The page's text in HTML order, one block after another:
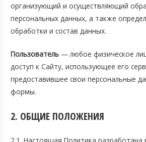
организующий и осуществляющий
персональных данных, а также
обработки и состав данных.
Пользователь — любое физическое
доступ к Сайту, использующее его
предоставившее свои персональные
формы.
2. ОБЩИЕ ПОЛОЖЕНИЯ